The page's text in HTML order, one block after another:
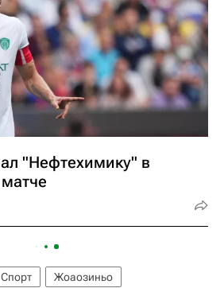
"Нефтехимику" в
Спорт
Жоаозиньо